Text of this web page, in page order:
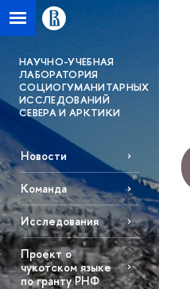
НАУЧНО-УЧЕБНАЯ
ЛАБОРАТОРИЯ
СОЦИОГУМАНИТАРНЫХ
ИССЛЕДОВАНИЙ
СЕВЕРА И АРКТИКИ
Новости
Команда
Исследования
Проект о
чукотском языке
по гранту РНФ